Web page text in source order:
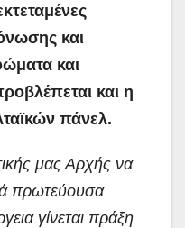
και
και
και η
πάνελ.
μας Αρχής να
πρωτεύουσα
γίνεται πράξη